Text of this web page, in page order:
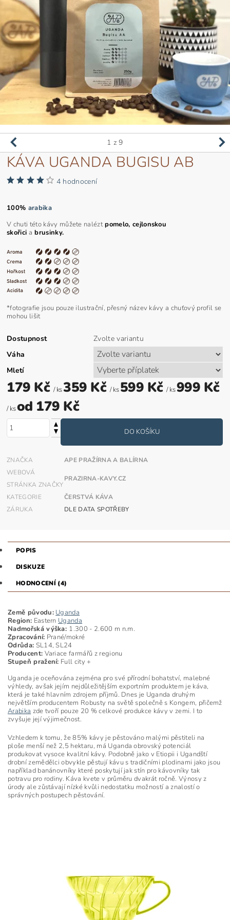
1 z 9
KÁVA UGANDA BUGISU AB
4 hodnocení
100% arabika
V chuti této kávy můžete naléztpomelo, cejlonskou
skořici a brusinky.
*fotografie jsou pouze ilustrační, přesný název kávy a chuťový profil se
mohou lišit
Dostupnost
Zvolte variantu
Váha
Mletí
179 Kč / ks359 Kč / ks599 Kč / ks999 Kč
/ ksod 179 Kč
ZNAČKA
APE PRAŽÍRNA A BALÍRNA
WEBOVÁ
STRÁNKA ZNAČKY
PRAZIRNA-KAVY.CZ
KATEGORIE
ČERSTVÁ KÁVA
ZÁRUKA
DLE DATA SPOTŘEBY
POPIS
DISKUZE
HODNOCENÍ (4)
Země původu: Uganda
Region: Eastern Uganda
Nadmořská výška: 1.300 - 2.600 m n.m.
Zpracování: Prané/mokré
Odrůda: SL14, SL24
Producent: Variace farmářů z regionu
Stupeň pražení: Full city +
Uganda je oceňována zejména pro své přírodní bohatství, malebné
výhledy, avšak jejím nejdůležitějším exportním produktem je káva,
která je také hlavním zdrojem příjmů. Dnes je Uganda druhým
největším producentem Robusty na světě společně s Kongem, přičemž
Arabika zde tvoří pouze 20 % celkové produkce kávy v zemi. I to
zvyšuje její výjimečnost.
Vzhledem k tomu, že 85% kávy je pěstováno malými pěstiteli na
ploše menší než 2,5 hektaru, má Uganda obrovský potenciál
produkovat vysoce kvalitní kávy. Podobně jako v Etiopii i Ugandští
drobní zemědělci obvykle pěstují kávu s tradičními plodinami jako jsou
například banánovníky které poskytují jak stín pro kávovníky tak
potravu pro rodiny. Káva kvete v průměru dvakrát ročně. Výnosy z
úrody ale zůstávají nízké kvůli nedostatku možností a znalostí o
správných postupech pěstování.